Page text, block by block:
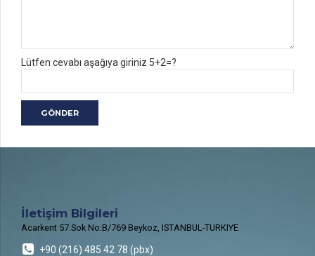
Lütfen cevabı aşağıya giriniz 5+2=?
İletişim Bilgileri
Acarkent 57.Sok No:B/769 Beykoz, ISTANBUL-TURKIYE
+90 (216) 485 42 78 (pbx)